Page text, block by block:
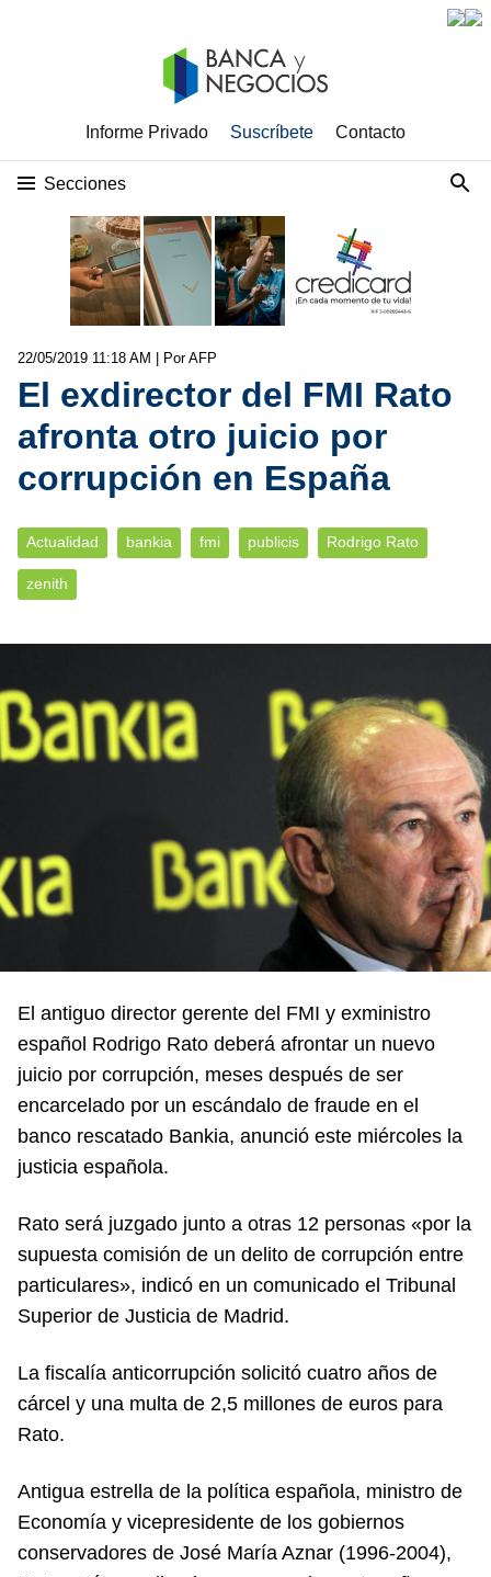
Informe Privado Suscríbete Contacto
Secciones
22/05/2019 11:18 AM | Por AFP
El exdirector del FMI Rato
afronta otro juicio por
corrupción en España
Actualidad bankia fmi publicis Rodrigo Rato
zenith
El antiguo director gerente del FMI y exministro
español Rodrigo Rato deberá afrontar un nuevo
juicio por corrupción, meses después de ser
encarcelado por un escándalo de fraude en el
banco rescatado Bankia, anunció este miércoles la
justicia española.
Rato será juzgado junto a otras 12 personas «por la
supuesta comisión de un delito de corrupción entre
particulares», indicó en un comunicado el Tribunal
Superior de Justicia de Madrid.
La fiscalía anticorrupción solicitó cuatro años de
cárcel y una multa de 2,5 millones de euros para
Rato.
Antigua estrella de la política española, ministro de
Economía y vicepresidente de los gobiernos
conservadores de José María Aznar (1996-2004),